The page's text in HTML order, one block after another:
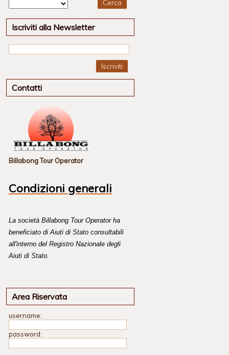
Iscriviti alla Newsletter
Iscriviti
Contatti
Billabong Tour Operator
Condizioni generali
La società Billabong Tour Operator ha
beneficiato di Aiuti di Stato consultabili
all'interno del Registro Nazionale degli
Aiuti di Stato.
Area Riservata
username:
password: